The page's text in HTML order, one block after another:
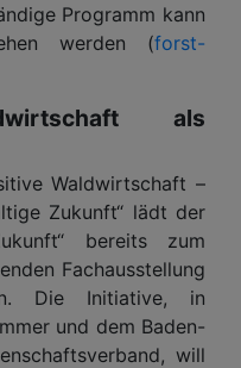
Programm kann
werden (forst-
als
Waldwirtschaft –
Zukunft“ lädt der
bereits zum
Fachausstellung
Die Initiative, in
und dem Baden-
will